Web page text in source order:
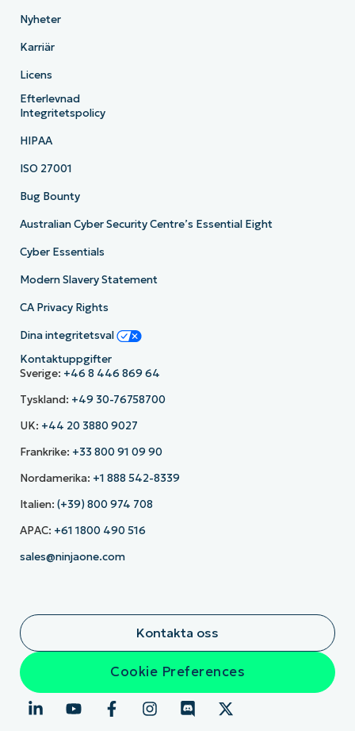
Nyheter
Karriär
Licens
Efterlevnad
Integritetspolicy
HIPAA
ISO 27001
Bug Bounty
Australian Cyber Security Centre’s Essential Eight
Cyber Essentials
Modern Slavery Statement
CA Privacy Rights
Dina integritetsval
Kontaktuppgifter
Sverige: +46 8 446 869 64
Tyskland: +49 30-76758700
UK: +44 20 3880 9027
Frankrike: +33 800 91 09 90
Nordamerika: +1 888 542-8339
Italien: (+39) 800 974 708
APAC: +61 1800 490 516
sales@ninjaone.com
Kontakta oss
Cookie Preferences